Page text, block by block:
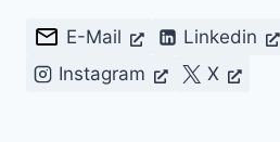
E-Mail Linkedin
Instagram
X